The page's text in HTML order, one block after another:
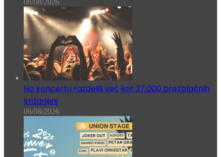
06/08/2026
Na koncertu razdelili več kot 37.000 brezplačnih
križarjenj